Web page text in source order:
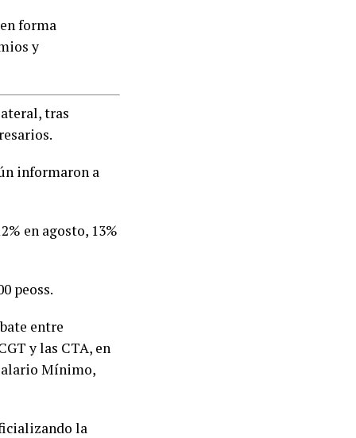
forma
y
tras
informaron a
en agosto, 13%
peoss.
entre
y las CTA, en
Mínimo,
la